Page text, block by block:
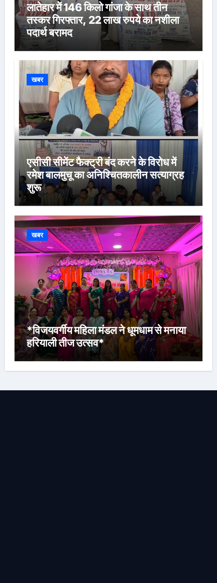
लातेहार में 146 किलो गांजा के साथ तीन
तस्कर गिरफ्तार, 22 लाख रुपये का नशीला
पदार्थ बरामद
खबर
एसीसी सीमेंट फैक्ट्री बंद करने के विरोध में
रमेश बालमुचू का अनिश्चितकालीन सत्याग्रह
शुरू
खबर
*विजयवर्गीय महिला मंडल ने धूमधाम से मनाया
हरियाली तीज उत्सव*